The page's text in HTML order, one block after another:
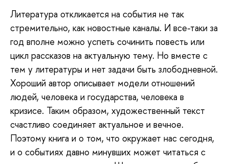
Литература откликается на события не так
стремительно, как новостные каналы. И все-таки за
год вполне можно успеть сочинить повесть или
цикл рассказов на актуальную тему. Но вместе с
тем у литературы и нет задачи быть злободневной.
Хороший автор описывает модели отношений
людей, человека и государства, человека в
кризисе. Таким образом, художественный текст
счастливо соединяет актуальное и вечное.
Поэтому книга и о том, что окружает нас сегодня,
и о событиях давно минувших может читаться с